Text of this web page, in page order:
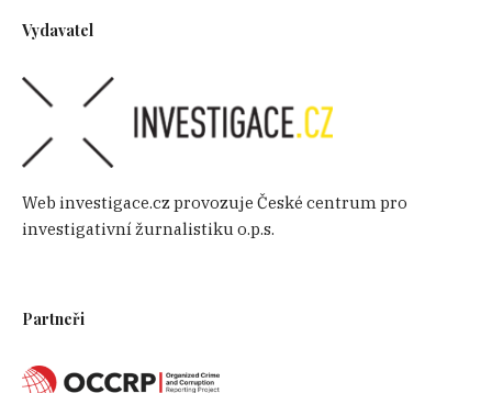
Vydavatel
Web investigace.cz provozuje České centrum pro
investigativní žurnalistiku o.p.s.
Partneři